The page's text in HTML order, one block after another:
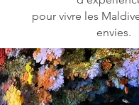
pour vivre les
envies.